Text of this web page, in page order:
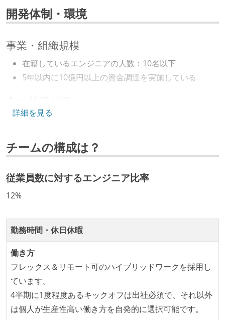
開発体制・環境
事業・組織規模
在籍しているエンジニアの人数：10名以下
5年以内に10億円以上の資金調達を実施している
エンジニアの人事評価にエンジニア経験者が関わって
社内で、バックエンドチームからSREチームへの異動
など、キャリア形成を目的とした職域を超えての積極
的な異動が推奨され、実施されている
年収800万円以上のエンジニアに、マネジメントの役
割を持たない人がいる
技術カルチャー
経営トップがエンジニア出身、または現役のエンジニ
アである
開発メンバーの裁量
詳細を見る
チームの構成は？
従業員数に対するエンジニア比率
12%
勤務時間・休日休暇
働き方
フレックス＆リモート可のハイブリッドワークを採用し
ています。
4半期に1度程度あるキックオフは出社必須で、それ以外
は個人が生産性高い働き方を自発的に選択可能です。